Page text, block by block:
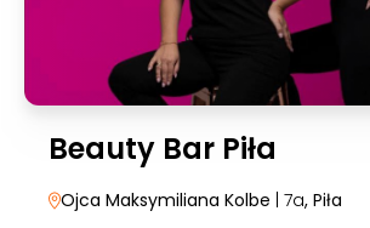
Beauty Bar Piła
Ojca Maksymiliana Kolbe | 7a, Piła